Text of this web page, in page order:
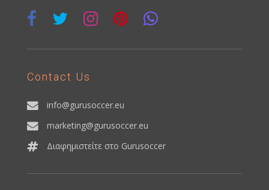
Contact Us
info@gurusoccer.eu
marketing@gurusoccer.eu
Διαφημιστείτε στο Gurusoccer